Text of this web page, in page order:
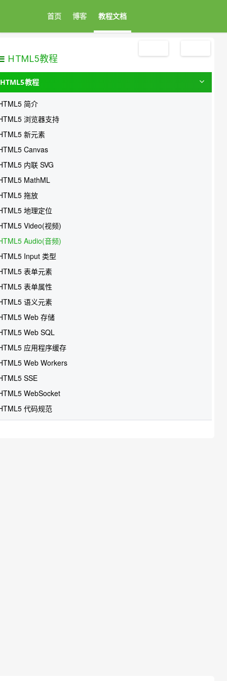
首页 博客 教程文档
HTML5教程
HTML5教程
简介
浏览器支持
新元素
Canvas
内联 SVG
MathML
拖放
地理定位
Video(视频)
Audio(音频)
Input 类型
表单元素
表单属性
语义元素
Web 存储
Web SQL
应用程序缓存
Web Workers
SSE
WebSocket
代码规范